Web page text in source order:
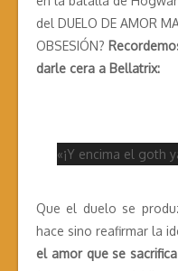
del DUELO DE AMOR
OBSESIÓN?
darle cera a Bellatrix:
«¡Y encima el goth
Que el duelo se
hace sino reafirmar la
el amor que se